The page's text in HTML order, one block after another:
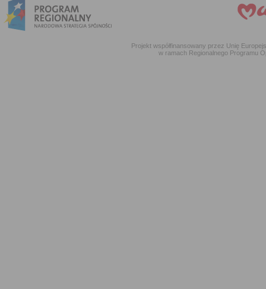
Projekt współfinansowany przez Unię
w ramach Regionalnego Programu